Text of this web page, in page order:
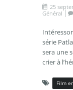
25
Général
série
sera une
crier à
Film